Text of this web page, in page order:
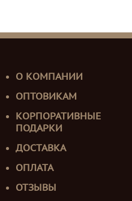
О КОМПАНИИ
ОПТОВИКАМ
КОРПОРАТИВНЫЕ
ПОДАРКИ
ДОСТАВКА
ОПЛАТА
ОТЗЫВЫ